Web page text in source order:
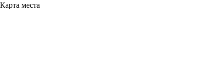
Карта места